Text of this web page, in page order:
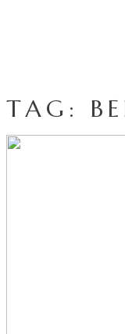
TAG: